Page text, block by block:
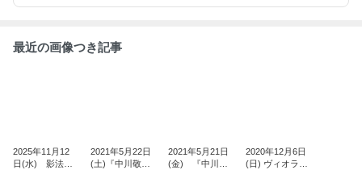
最近の画像つき記事
2025年11月12
日(水) 影法
2021年5月22日
(土)『中川敬・
2021年5月21日
(金) 『中川
2020年12月6日
(日) ヴィオラ・